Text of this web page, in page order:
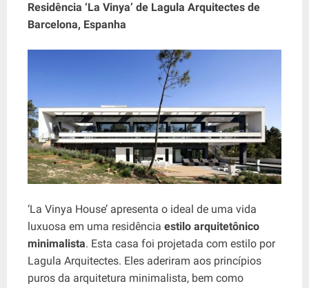
Residência ‘La Vinya’ de Lagula Arquitectes de
Barcelona, ​​Espanha
‘La Vinya House’ apresenta o ideal de uma vida
luxuosa em uma residência estilo arquitetônico
minimalista. Esta casa foi projetada com estilo por
Lagula Arquitectes. Eles aderiram aos princípios
puros da arquitetura minimalista, bem como